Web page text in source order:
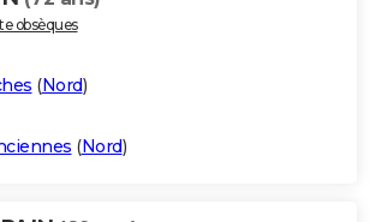
obsèques
(Nord)
(Nord)